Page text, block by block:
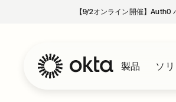
【9/2オンライン開催】Auth0
製品 ソ